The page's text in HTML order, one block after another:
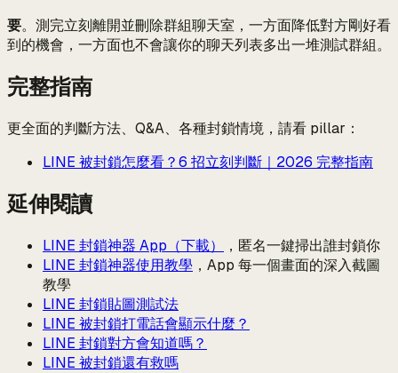
要。測完立刻離開並刪除群組聊天室，一方面降低對方剛好看
到的機會，一方面也不會讓你的聊天列表多出一堆測試群組。
完整指南
更全面的判斷方法、Q&A、各種封鎖情境，請看 pillar：
LINE 被封鎖怎麼看？6 招立刻判斷｜2026 完整指南
延伸閱讀
LINE 封鎖神器 App（下載）
，匿名一鍵掃出誰封鎖你
LINE 封鎖神器使用教學 ，App 每一個畫面的深入截圖
教學
LINE 封鎖貼圖測試法
LINE 被封鎖打電話會顯示什麼？
LINE 封鎖對方會知道嗎？
LINE 被封鎖還有救嗎